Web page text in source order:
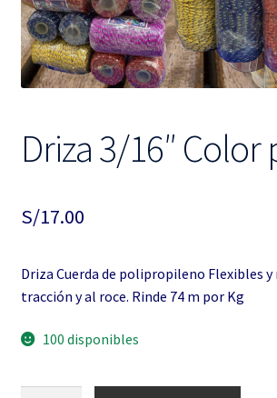
Driza 3/16″ Color
S/17.00
Driza Cuerda de polipropileno Flexibles
tracción y al roce. Rinde 74 m por Kg
100 disponibles